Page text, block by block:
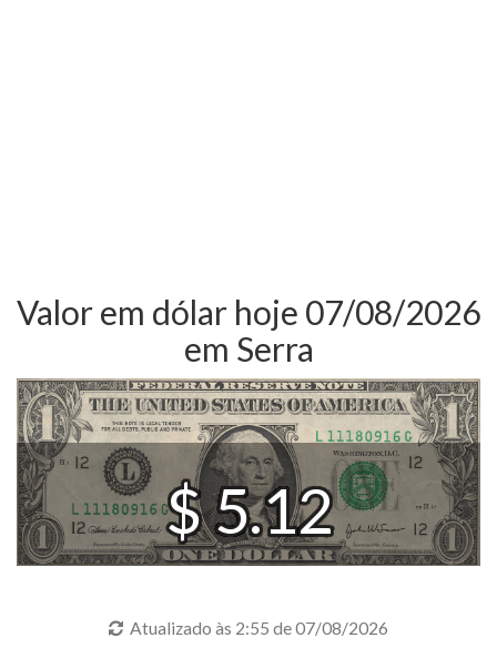
Valor em dólar hoje 07/08/2026
em Serra
$ 5.12
Atualizado às 2:55 de 07/08/2026